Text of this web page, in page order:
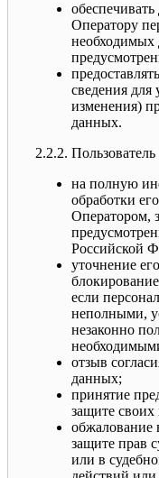
Оператору
необходимых
сведения для
изменения)
данных.
2.2.2.
на полную
обработки
Оператором,
Российской
уточнение
если
неполными,
незаконно
отзыв
данных;
принятие
защите своих
обжалование
защите прав
или в